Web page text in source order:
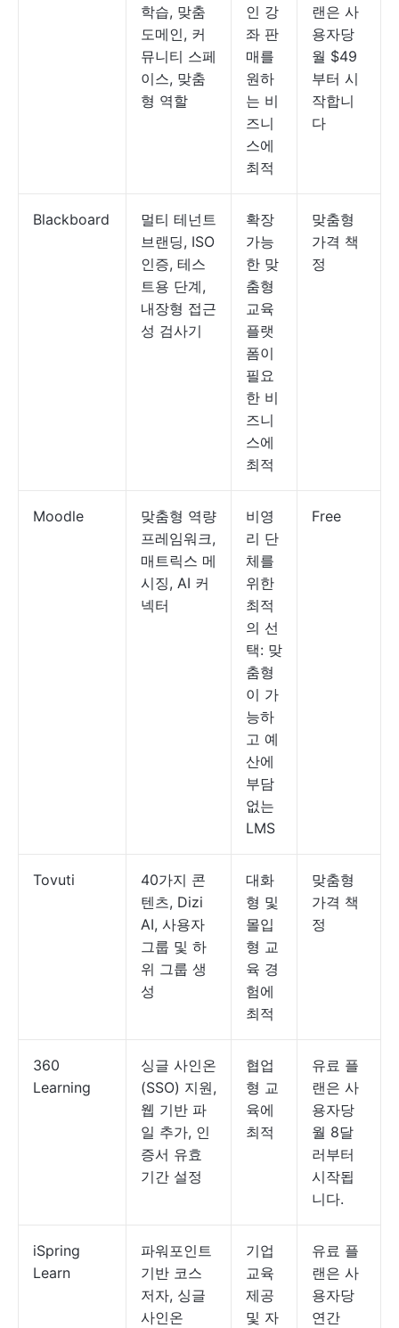
학습, 맞춤
도메인, 커
뮤니티 스페
이스, 맞춤
형 역할
인 강
좌 판
매를
원하
는 비
즈니
스에
최적
랜은 사
용자당
월 $49
부터 시
작합니
다
Blackboard
멀티 테넌트
브랜딩, ISO
인증, 테스
트용 단계,
내장형 접근
성 검사기
확장
가능
한 맞
춤형
교육
플랫
폼이
필요
한 비
즈니
스에
최적
맞춤형
가격 책
정
Moodle
맞춤형 역량
프레임워크,
매트릭스 메
시징, AI 커
넥터
비영
리 단
체를
위한
최적
의 선
택: 맞
춤형
이 가
능하
고 예
산에
부담
없는
LMS
Free
Tovuti
40가지 콘
텐츠, Dizi
AI, 사용자
그룹 및 하
위 그룹 생
성
대화
형 및
몰입
형 교
육 경
험에
최적
맞춤형
가격 책
정
360
Learning
싱글 사인온
(SSO) 지원,
웹 기반 파
일 추가, 인
증서 유효
기간 설정
협업
형 교
육에
최적
유료 플
랜은 사
용자당
월 8달
러부터
시작됩
니다.
iSpring
Learn
파워포인트
기반 코스
저자, 싱글
사인온
기업
교육
제공
및 자
유료 플
랜은 사
용자당
연간